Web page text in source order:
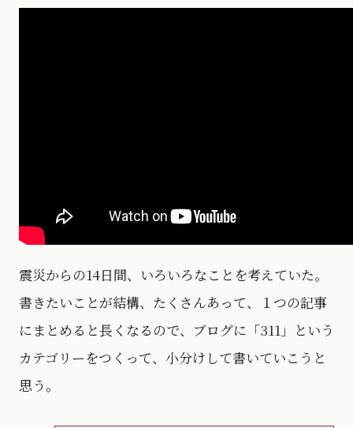
震災からの14日間、いろいろなことを考えていた。
書きたいことが結構、たくさんあって、１つの記事
にまとめると長くなるので、ブログに「311」という
カテゴリーをつくって、小分けして書いていこうと
思う。